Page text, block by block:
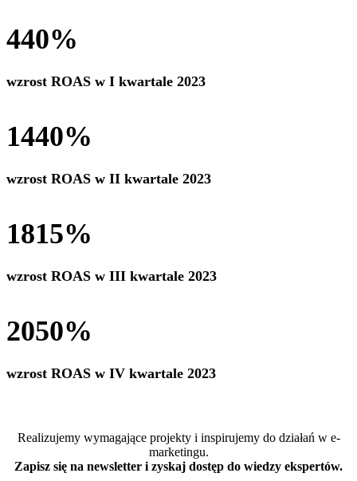
440%
wzrost ROAS w I kwartale 2023
1440%
wzrost ROAS w II kwartale 2023
1815%
wzrost ROAS w III kwartale 2023
2050%
wzrost ROAS w IV kwartale 2023
Realizujemy wymagające projekty i inspirujemy do działań w e-
marketingu.
Zapisz się na newsletter i zyskaj dostęp do wiedzy ekspertów.